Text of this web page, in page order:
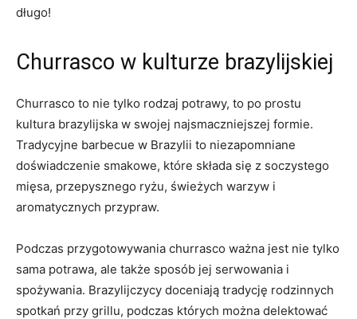
długo!
Churrasco w kulturze brazylijskiej
Churrasco to nie tylko rodzaj potrawy, to po prostu
kultura brazylijska w swojej najsmaczniejszej formie.​
Tradycyjne barbecue w Brazylii to niezapomniane
doświadczenie smakowe, ⁤które składa⁣ się z soczystego⁤
mięsa, ​przepysznego ryżu, świeżych warzyw i
aromatycznych przypraw.
Podczas przygotowywania churrasco ważna jest nie tylko
‍sama potrawa,‌ ale także sposób jej serwowania i‌
spożywania.‍ Brazylijczycy doceniają tradycję​ rodzinnych
spotkań przy grillu, podczas których można delektować